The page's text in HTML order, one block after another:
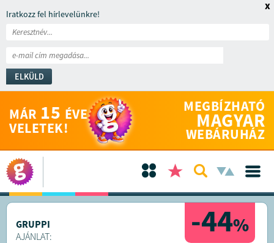
Iratkozz fel hírlevelünkre!
ELKÜLD
x
MÁR 15 ÉVE
VELETEK!
MEGBÍZHATÓ
MAGYAR
WEBÁRUHÁZ
-44%
GRUPPI
AJÁNLAT: